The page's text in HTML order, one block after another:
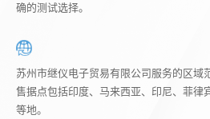
确的测试选择。
苏州市继仪电子贸易有限公司服务的区域
售据点包括印度、马来西亚、印尼、菲律
等地。